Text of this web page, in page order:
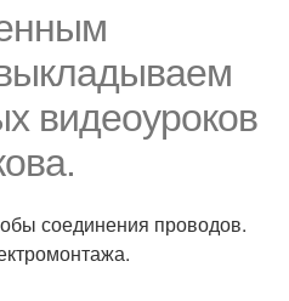
видеоуроков
соединения проводов.